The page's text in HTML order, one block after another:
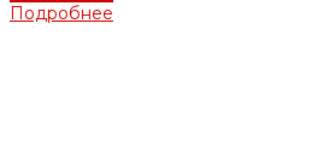
Подробнее